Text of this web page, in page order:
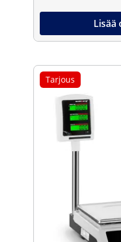
Lisää
Tarjous